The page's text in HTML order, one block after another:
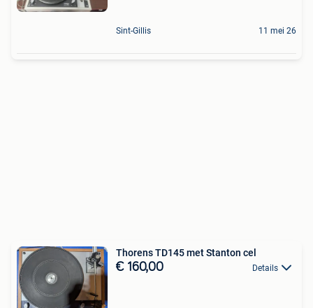
Sint-Gillis 11 mei 26
Thorens TD145 met Stanton cel
€ 160,00 Details